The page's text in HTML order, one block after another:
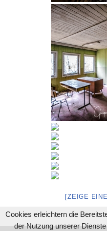
[ZEIGE
Cookies erleichtern die
der Nutzung unserer